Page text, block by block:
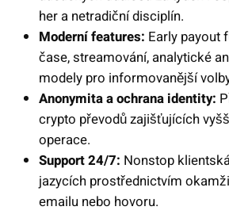
her a netradiční disciplín.
Moderní features: Early payout
čase, streamování, analytické
modely pro informovanější
Anonymita a ochrana identity:
crypto převodů zajišťujících
operace.
Support 24/7: Nonstop
jazycích prostřednictvím
emailu nebo hovoru.